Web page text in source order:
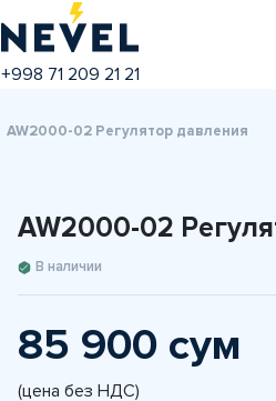
+998 71 209 21 21
AW2000-02 Регулятор давления
AW2000-02
В наличии
85 900 сум
(цена без НДС)